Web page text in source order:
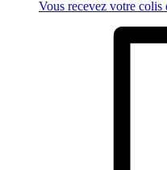
Vous recevez votre colis